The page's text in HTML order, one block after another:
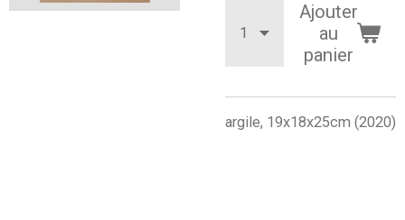
Ajouter
au
panier
argile, 19x18x25cm (2020)